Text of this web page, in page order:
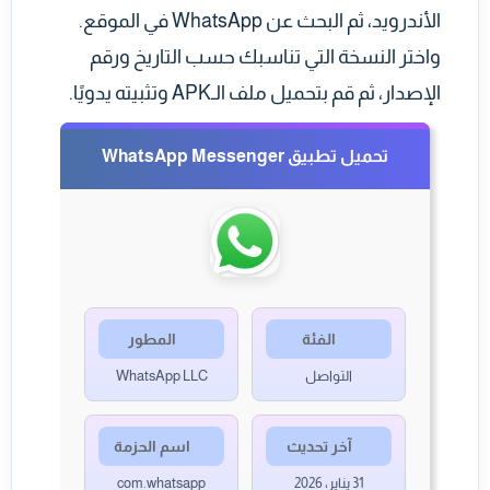
الأندرويد، ثم البحث عن WhatsApp في الموقع.
واختر النسخة التي تناسبك حسب التاريخ ورقم
الإصدار، ثم قم بتحميل ملف الـAPK وتثبيته يدويًا.
تحميل تطبيق WhatsApp Messenger
الفئة
التواصل
المطور
WhatsApp LLC
آخر تحديث
31 يناير، 2026
اسم الحزمة
com.whatsapp